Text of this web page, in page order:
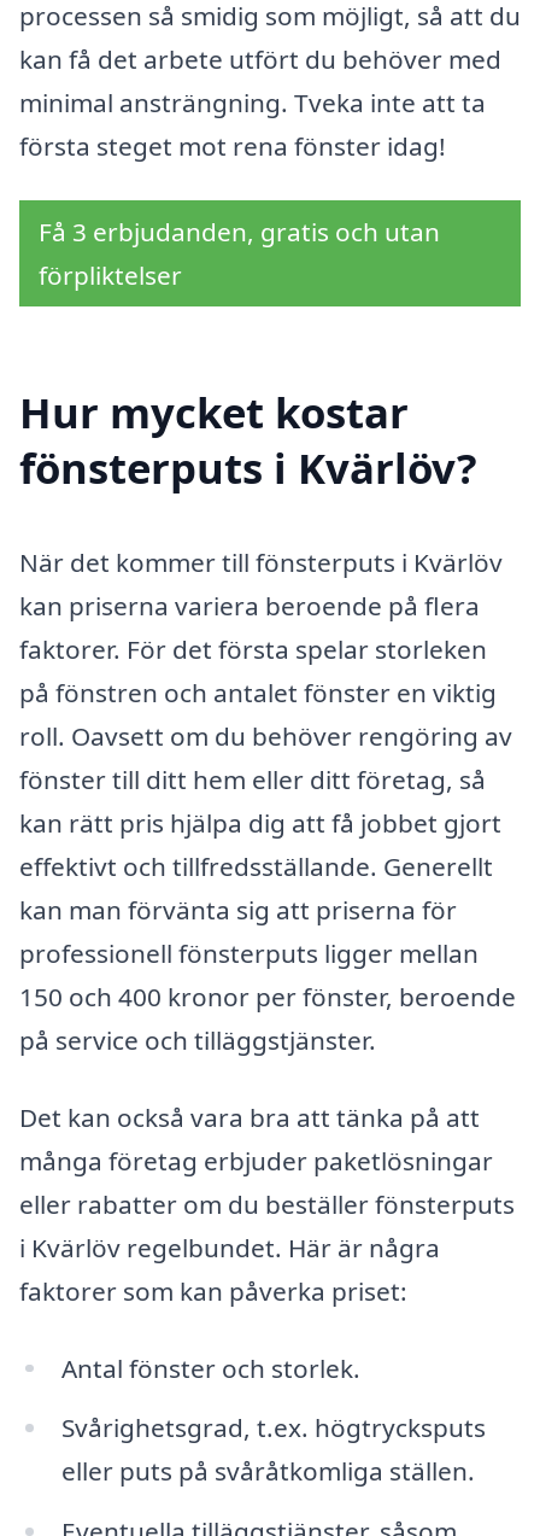
processen så smidig som möjligt, så att du
kan få det arbete utfört du behöver med
minimal ansträngning. Tveka inte att ta
första steget mot rena fönster idag!
Få 3 erbjudanden, gratis och utan
förpliktelser
Hur mycket kostar
fönsterputs i Kvärlöv?
När det kommer till fönsterputs i Kvärlöv
kan priserna variera beroende på flera
faktorer. För det första spelar storleken
på fönstren och antalet fönster en viktig
roll. Oavsett om du behöver rengöring av
fönster till ditt hem eller ditt företag, så
kan rätt pris hjälpa dig att få jobbet gjort
effektivt och tillfredsställande. Generellt
kan man förvänta sig att priserna för
professionell fönsterputs ligger mellan
150 och 400 kronor per fönster, beroende
på service och tilläggstjänster.
Det kan också vara bra att tänka på att
många företag erbjuder paketlösningar
eller rabatter om du beställer fönsterputs
i Kvärlöv regelbundet. Här är några
faktorer som kan påverka priset:
Antal fönster och storlek.
Svårighetsgrad, t.ex. högtrycksputs
eller puts på svåråtkomliga ställen.